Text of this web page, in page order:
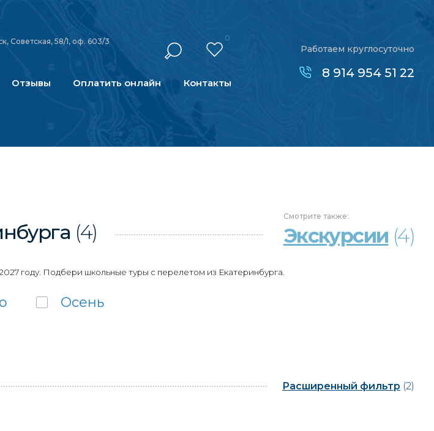
Советская, 58/1, оф. 603/3 0
Отзывы Оплатить онлайн Контакты
Работаем круглосуточно
8 914 954 51 22
(4)
Смотрите также:
Экскурсии (4)
году. Подбери школьные туры с перелетом из Екатеринбурга.
Осень
Расширенный фильтр (2)